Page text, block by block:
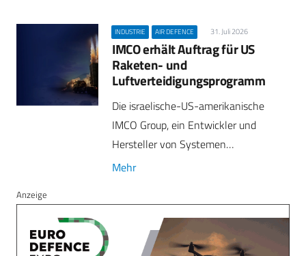
INDUSTRIE AIR DEFENCE 31. Juli 2026
IMCO erhält Auftrag für US
Raketen- und
Luftverteidigungsprogramm
Die israelische-US-amerikanische
IMCO Group, ein Entwickler und
Hersteller von Systemen…
Mehr
Anzeige